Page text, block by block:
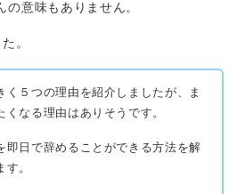
意味もありません。
。
く５つの理由を紹介しましたが、ま
くなる理由はありそうです。
即日で辞めることができる方法を解
。